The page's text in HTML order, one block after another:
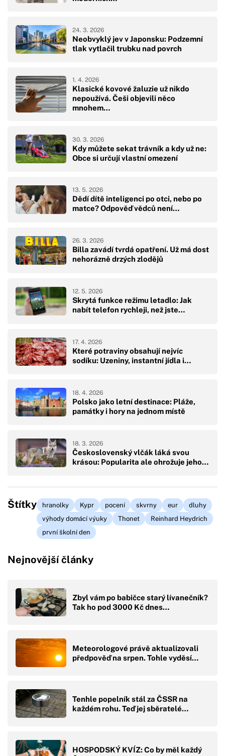
Neobvyklý jev v Japonsku: Podzemní
tlak vytlačil trubku nad povrch
24. 3. 2026
Klasické kovové žaluzie už nikdo
nepoužívá. Češi objevili něco
mnohem…
1. 4. 2026
Kdy můžete sekat trávník a kdy už ne:
Obce si určují vlastní omezení
30. 3. 2026
Dědí dítě inteligenci po otci, nebo po
matce? Odpověď vědců není…
13. 5. 2026
Billa zavádí tvrdá opatření. Už má dost
nehorázně drzých zlodějů
26. 3. 2026
Skrytá funkce režimu letadlo: Jak
nabít telefon rychleji, než jste…
12. 5. 2026
Které potraviny obsahují nejvíc
sodíku: Uzeniny, instantní jídla i…
17. 4. 2026
Polsko jako letní destinace: Pláže,
památky i hory na jednom místě
18. 4. 2026
Československý vlčák láká svou
krásou: Popularita ale ohrožuje jeho…
18. 3. 2026
Štítky hranolky Kypr pocení skvrny eur
dluhy
výhody domácí výuky
Thonet
Reinhard Heydrich
první školní den
Nejnovější články
Zbyl vám po babičce starý lívanečník?
Tak ho pod 3000 Kč dnes…
Meteorologové právě aktualizovali
předpověď na srpen. Tohle vyděsí…
Tenhle popelník stál za ČSSR na
každém rohu. Teď jej sběratelé…
HOSPODSKÝ KVÍZ: Co by měl každý